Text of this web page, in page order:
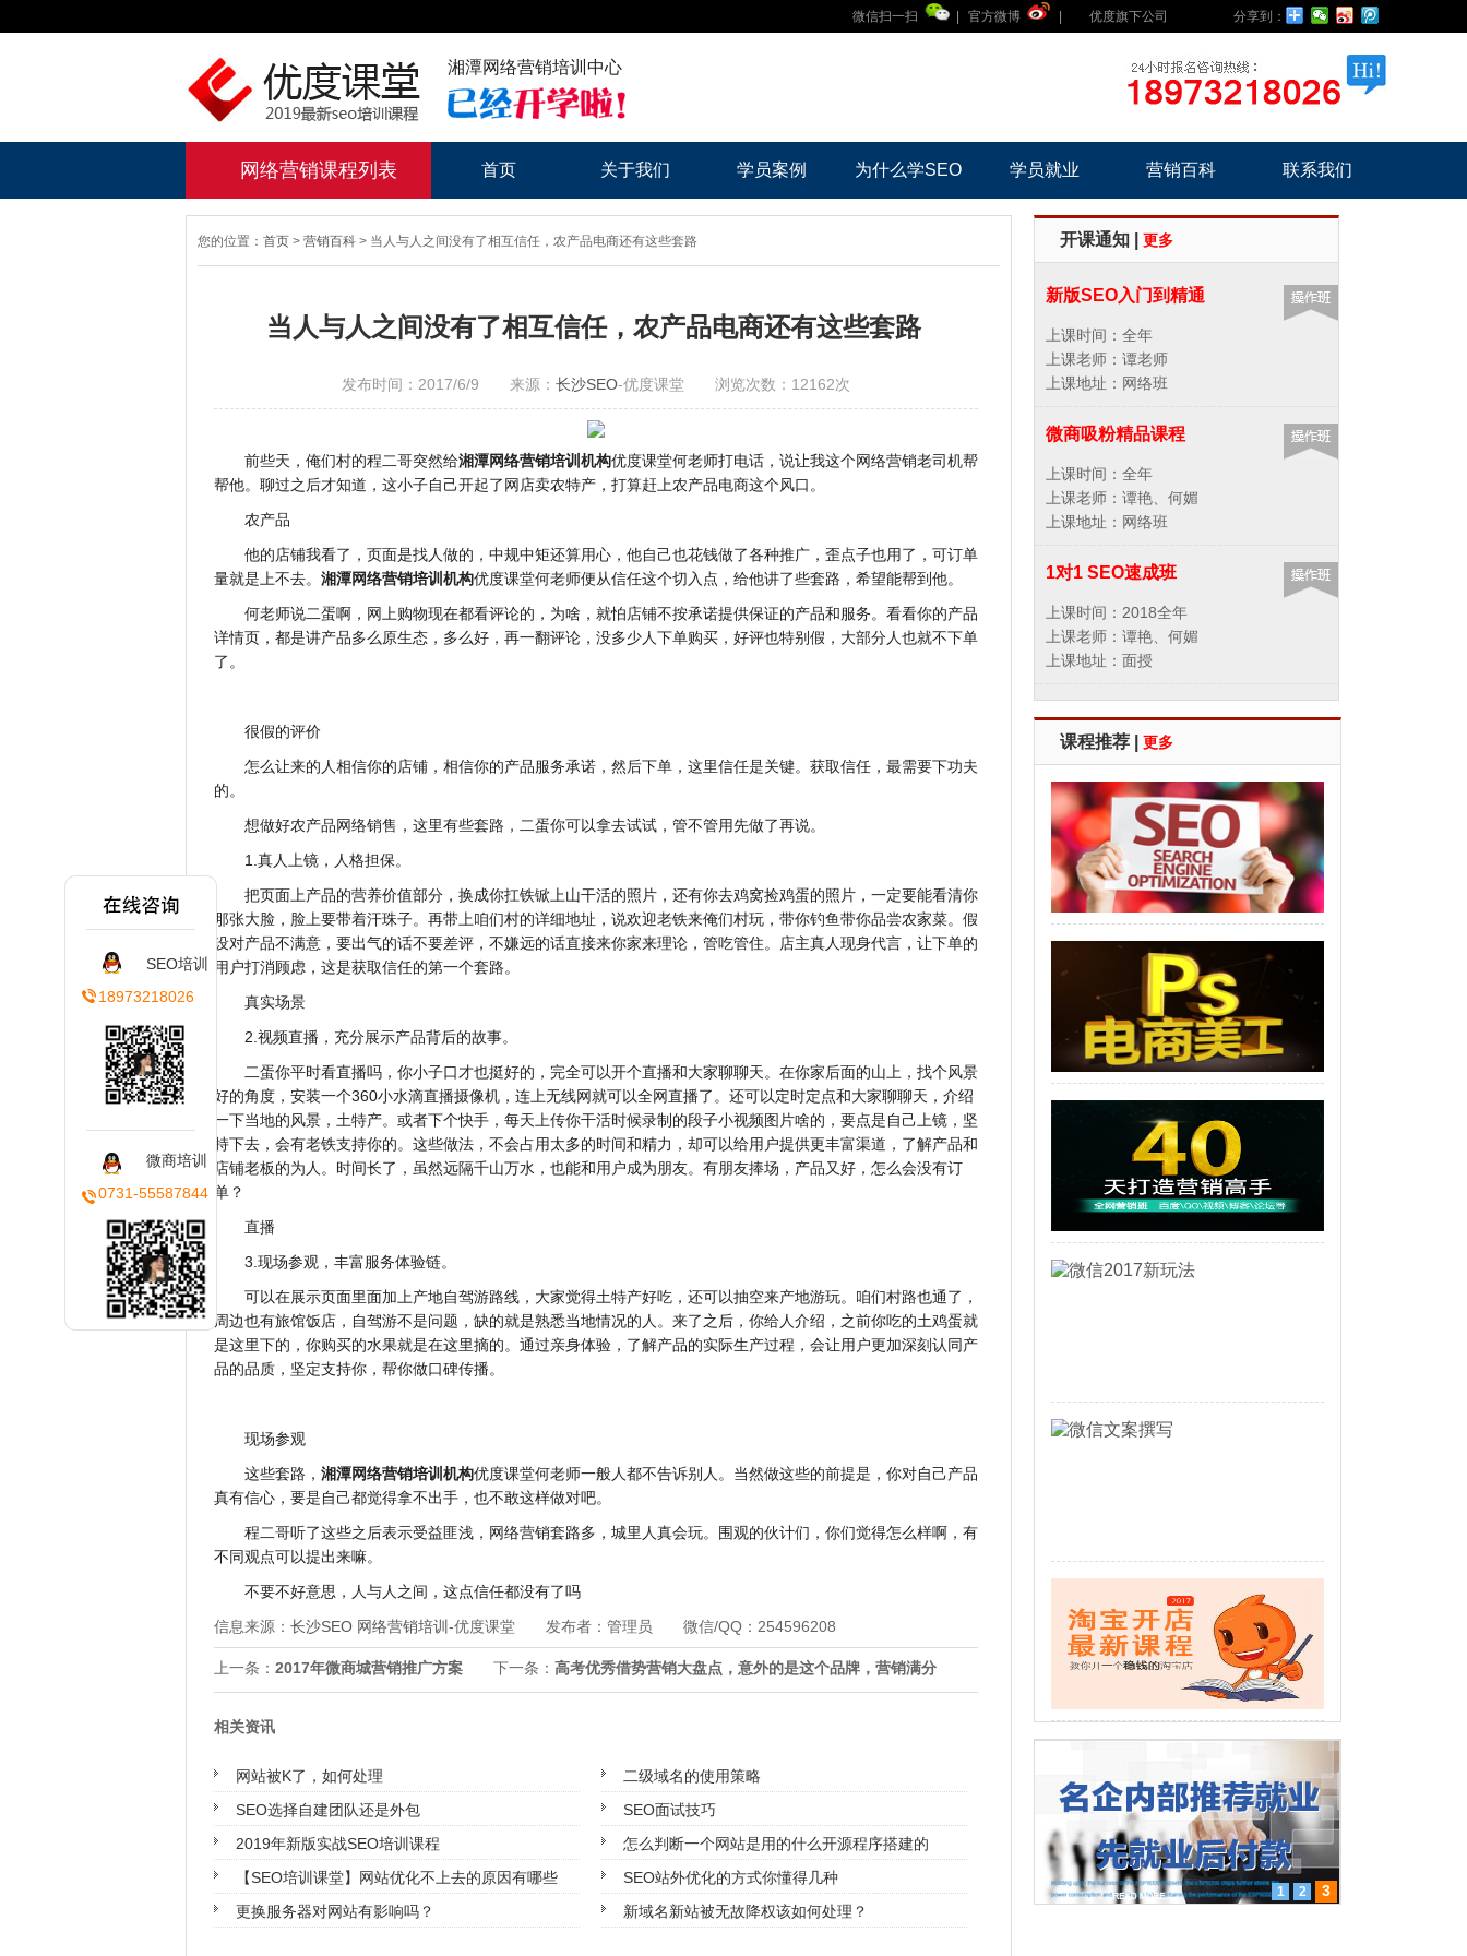
微信扫一扫 官方微博 优度旗下公司 分享到：
湘潭网络营销培训中心
网络营销课程列表 首页 关于我们 学员案例 为什么学SEO 学员就业 营销百科 联系我们
您的位置： 首页 > 营销百科 > 当人与人之间没有了相互信任，农产品电商还有这些套路
当人与人之间没有了相互信任，农产品电商还有这些套路
发布时间：2017/6/9 来源： 长沙SEO-优度课堂 浏览次数：12162次
前些天，俺们村的程二哥突然给湘潭网络营销培训机构优度课堂何老师打电话，说让我这个网络营销老司机帮
帮他。聊过之后才知道，这小子自己开起了网店卖农特产，打算赶上农产品电商这个风口。
农产品
他的店铺我看了，页面是找人做的，中规中矩还算用心，他自己也花钱做了各种推广，歪点子也用了，可订单
量就是上不去。 湘潭网络营销培训机构优度课堂何老师便从信任这个切入点，给他讲了些套路，希望能帮到他。
何老师说二蛋啊，网上购物现在都看评论的，为啥，就怕店铺不按承诺提供保证的产品和服务。看看你的产品
详情页，都是讲产品多么原生态，多么好，再一翻评论，没多少人下单购买，好评也特别假，大部分人也就不下单
了。
很假的评价
怎么让来的人相信你的店铺，相信你的产品服务承诺，然后下单，这里信任是关键。获取信任，最需要下功夫
的。
想做好农产品网络销售，这里有些套路，二蛋你可以拿去试试，管不管用先做了再说。
1.真人上镜，人格担保。
把页面上产品的营养价值部分，换成你扛铁锨上山干活的照片，还有你去鸡窝捡鸡蛋的照片，一定要能看清你
那张大脸，脸上要带着汗珠子。再带上咱们村的详细地址，说欢迎老铁来俺们村玩，带你钓鱼带你品尝农家菜。假
设对产品不满意，要出气的话不要差评，不嫌远的话直接来你家来理论，管吃管住。店主真人现身代言，让下单的
用户打消顾虑，这是获取信任的第一个套路。
真实场景
2.视频直播，充分展示产品背后的故事。
二蛋你平时看直播吗，你小子口才也挺好的，完全可以开个直播和大家聊聊天。在你家后面的山上，找个风景
好的角度，安装一个360小水滴直播摄像机，连上无线网就可以全网直播了。还可以定时定点和大家聊聊天，介绍
一下当地的风景，土特产。或者下个快手，每天上传你干活时候录制的段子小视频图片啥的，要点是自己上镜，坚
持下去，会有老铁支持你的。这些做法，不会占用太多的时间和精力，却可以给用户提供更丰富渠道，了解产品和
店铺老板的为人。时间长了，虽然远隔千山万水，也能和用户成为朋友。有朋友捧场，产品又好，怎么会没有订
单？
直播
3.现场参观，丰富服务体验链。
可以在展示页面里面加上产地自驾游路线，大家觉得土特产好吃，还可以抽空来产地游玩。咱们村路也通了，
周边也有旅馆饭店，自驾游不是问题，缺的就是熟悉当地情况的人。来了之后，你给人介绍，之前你吃的土鸡蛋就
是这里下的，你购买的水果就是在这里摘的。通过亲身体验，了解产品的实际生产过程，会让用户更加深刻认同产
品的品质，坚定支持你，帮你做口碑传播。
现场参观
这些套路， 湘潭网络营销培训机构优度课堂何老师一般人都不告诉别人。当然做这些的前提是，你对自己产品
真有信心，要是自己都觉得拿不出手，也不敢这样做对吧。
程二哥听了这些之后表示受益匪浅，网络营销套路多，城里人真会玩。围观的伙计们，你们觉得怎么样啊，有
不同观点可以提出来嘛。
不要不好意思，人与人之间，这点信任都没有了吗
信息来源： 长沙SEO 网络营销培训 -优度课堂 发布者：管理员 微信/QQ：254596208
上一条： 2017年微商城营销推广方案 下一条： 高考优秀借势营销大盘点，意外的是这个品牌，营销满分
相关资讯
网站被K了，如何处理
二级域名的使用策略
SEO选择自建团队还是外包
SEO面试技巧
2019年新版实战SEO培训课程
怎么判断一个网站是用的什么开源程序搭建的
【SEO培训课堂】网站优化不上去的原因有哪些
SEO站外优化的方式你懂得几种
更换服务器对网站有影响吗？
新域名新站被无故降权该如何处理？
开课通知 | 更多
新版SEO入门到精通
上课时间：全年
上课老师：谭老师
上课地址：网络班
微商吸粉精品课程
上课时间：全年
上课老师：谭艳、何媚
上课地址：网络班
1对1 SEO速成班
上课时间：2018全年
上课老师：谭艳、何媚
上课地址：面授
课程推荐 | 更多
1 2 3
SEO培训
18973218026
微商培训
0731-55587844